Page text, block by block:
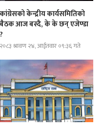
कांग्रेसको केन्द्रीय कार्यसमितिको
बैठक आज बस्दै, के के छन् एजेण्डा
?
२०८३ श्रावण २४, आईतवार ०९:३६ गते